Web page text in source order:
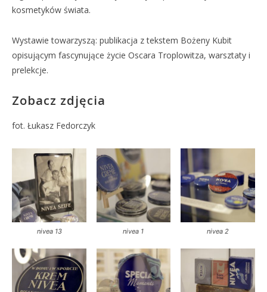
kosmetyków świata.
Wystawie towarzyszą: publikacja z tekstem Bożeny Kubit
opisującym fascynujące życie Oscara Troplowitza, warsztaty i
prelekcje.
Zobacz zdjęcia
fot. Łukasz Fedorczyk
nivea 13 nivea 1 nivea 2